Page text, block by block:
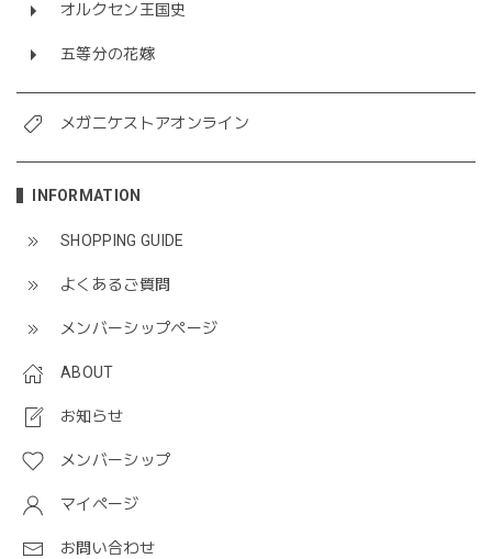
オルクセン王国史
五等分の花嫁
メガニケストアオンライン
INFORMATION
SHOPPING GUIDE
よくあるご質問
メンバーシップページ
ABOUT
お知らせ
メンバーシップ
マイページ
お問い合わせ